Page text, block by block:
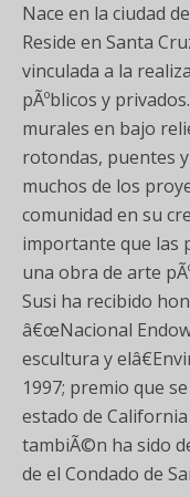
Nace en la ciudad
Reside en Santa
vinculada a la
pÃºblicos y
murales en bajo
rotondas, puentes
muchos de los
comunidad en su
importante que las
una obra de arte
Susi ha recibido
â€œNacional
escultura y
1997; premio que
estado de
tambiÃ©n ha sido
de el Condado de